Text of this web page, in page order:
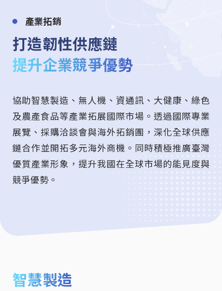
產業拓銷
打造韌性供應鏈
提升企業競爭優勢
協助智慧製造、無人機、資通訊、大健康、綠色
及農產食品等產業拓展國際市場。透過國際專業
展覽、採購洽談會與海外拓銷團，深化全球供應
鏈合作並開拓多元海外商機。同時積極推廣臺灣
優質產業形象，提升我國在全球市場的能見度與
競爭優勢。
智慧製造